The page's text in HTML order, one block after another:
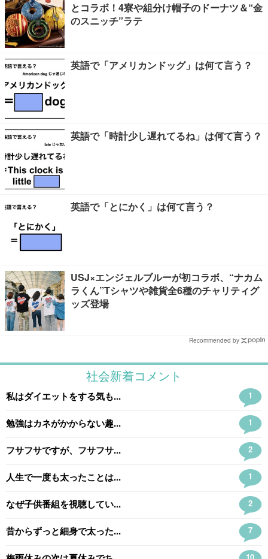
とコラボ！4寮や組分け帽子のドーナツ＆“金
のスニッチ”ラテ
英語で「アメリカンドッグ」は何て言う？
英語で「時計少し遅れてるね」は何て言う？
英語で「とにかく」は何て言う？
USJ×エンジェルブルーが初コラボ、“ナカム
ラくん”Tシャツや雑貨全6種のチャリティグ
ッズ登場
Recommended by